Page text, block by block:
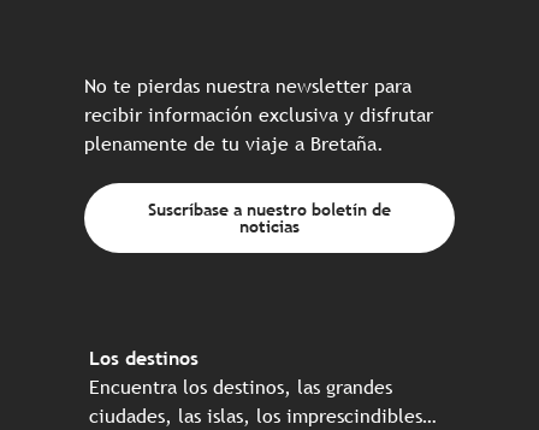
No te pierdas nuestra newsletter para
recibir información exclusiva y disfrutar
plenamente de tu viaje a Bretaña.
Suscríbase a nuestro boletín de
noticias
Los destinos
Encuentra los destinos, las grandes
ciudades, las islas, los imprescindibles…